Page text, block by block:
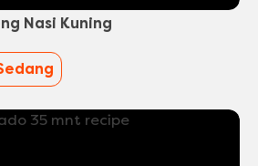
Nasi Kuning